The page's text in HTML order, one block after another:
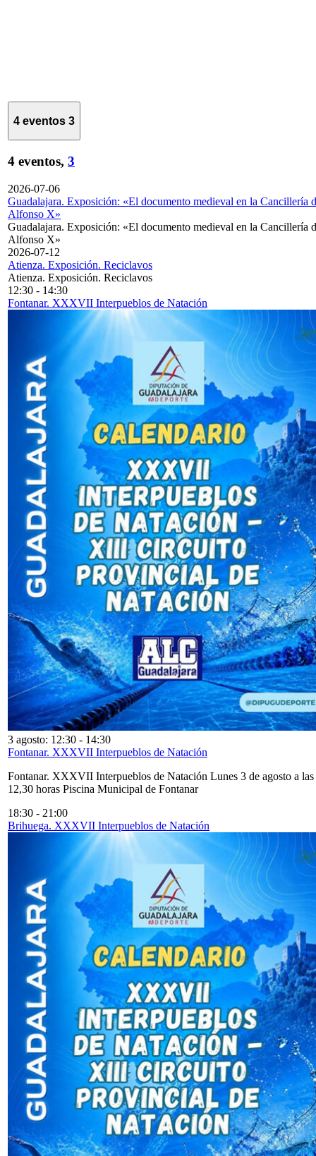
4 eventos 3
4 eventos, 3
2026-07-06
Guadalajara. Exposición: «El documento medieval en la Cancillería
Alfonso X»
Guadalajara. Exposición: «El documento medieval en la Cancillería
Alfonso X»
2026-07-12
Atienza. Exposición. Reciclavos
Atienza. Exposición. Reciclavos
12:30 - 14:30
Fontanar. XXXVII Interpueblos de Natación
3 agosto: 12:30 - 14:30
Fontanar. XXXVII Interpueblos de Natación
Fontanar. XXXVII Interpueblos de Natación Lunes 3 de agosto a las
12,30 horas Piscina Municipal de Fontanar
18:30 - 21:00
Brihuega. XXXVII Interpueblos de Natación